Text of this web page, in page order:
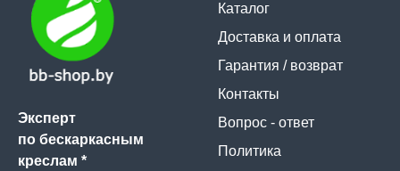
Эксперт
по бескаркасным
креслам *
Каталог
Доставка и оплата
Гарантия / возврат
Контакты
Вопрос - ответ
Политика